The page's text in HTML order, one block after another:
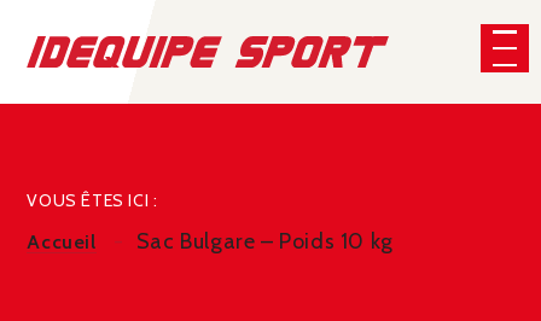
VOUS ÊTES ICI :
Accueil Sac Bulgare – Poids 10 kg